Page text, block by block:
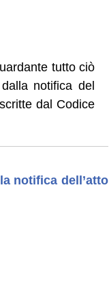
tutto ciò
notifica del
dal Codice
notifica dell’atto